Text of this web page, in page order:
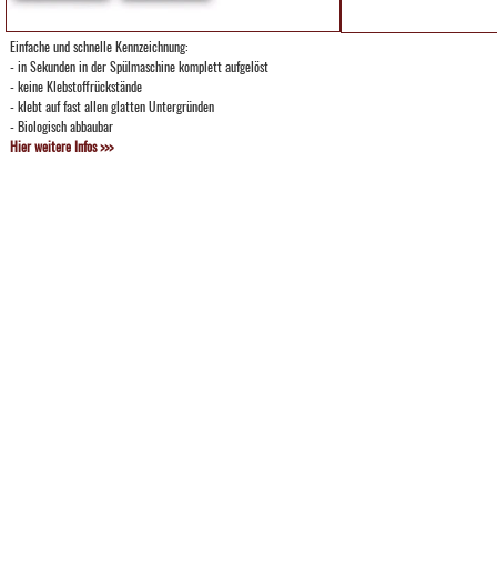
Einfache und schnelle Kennzeichnung:
- in Sekunden in der Spülmaschine komplett aufgelöst
- keine Klebstoffrückstände
- klebt auf fast allen glatten Untergründen
- Biologisch abbaubar
Hier weitere Infos >>>